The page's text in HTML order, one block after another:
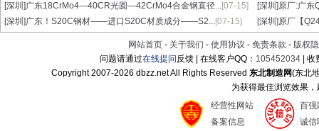
[深圳]广东18CrMo4—40CR光圆—42CrMo4合金钢直径...[07-15] [深圳]原厂:广东
[深圳]广东！S20C钢材——进口S20C材质成分——S2...[07-15] [深圳]原厂【
网站首页 - 关于我们 - 使用协议 - 免责条款 - 版权
问题请通过在线提问反馈 | 在线客户QQ： 105452034 |
Copyright 2007-2026 dbzz.net All Rights Reserved东北制造网(东北
为获得最佳浏览效果
经营性网站
备案信息
百强
诚信